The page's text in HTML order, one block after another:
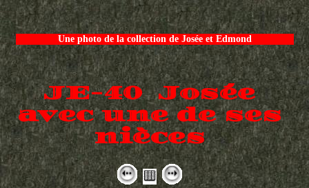
Une photo de la collection de Josée et Edmond
JE-40 Josée
avec une de ses
nièces